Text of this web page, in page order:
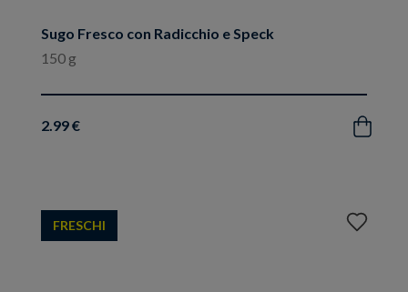
Sugo Fresco con Radicchio e Speck
150 g
2.99 € Acquista
FRESCHI
Aggiungi